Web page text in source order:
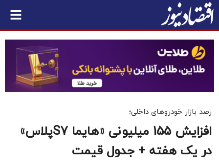
رصد بازار خودروهای داخلی؛
افزایش 155 میلیونی «هایما S7پلاس»
در یک هفته + جدول قیمت